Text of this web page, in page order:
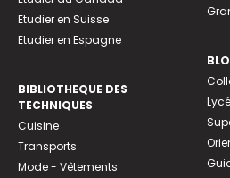
Etudier en Suisse
Etudier en Espagne
BIBLIOTHEQUE DES
TECHNIQUES
Cuisine
Transports
Mode - Vêtements